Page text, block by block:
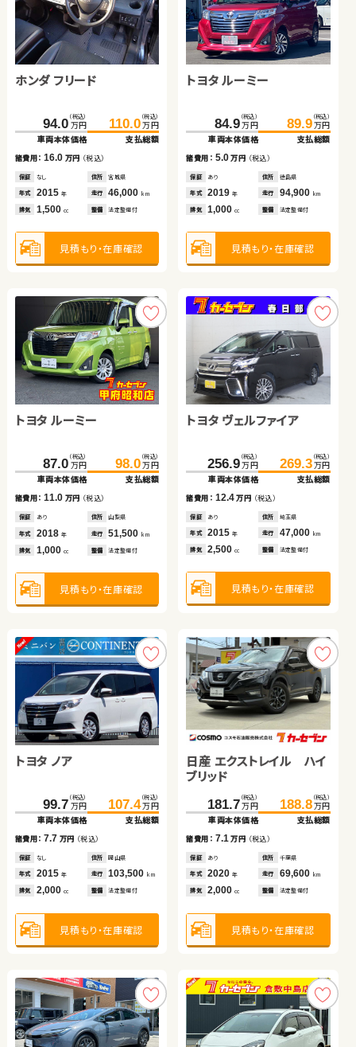
ホンダ フリード
94.0 （税込）
万円
車両本体価格
110.0 （税込）
万円
支払総額
諸費用：16.0 万円 （税込）
保証 なし 住所 宮城県
年式 2015 年 走行 46,000 km
排気 1,500 cc 整備 法定整備付
見積もり・在庫確認
トヨタ ルーミー
84.9 （税込）
万円
車両本体価格
89.9 （税込）
万円
支払総額
諸費用： 5.0万円 （税込）
保証 あり 住所 徳島県
年式 2019年 走行 94,900 km
排気 1,000cc 整備 法定整備付
見積もり・在庫確認
トヨタ ルーミー
87.0 （税込）
万円
車両本体価格
98.0 （税込）
万円
支払総額
諸費用：11.0 万円 （税込）
保証 あり 住所 山梨県
年式 2018 年 走行 51,500 km
排気 1,000 cc 整備 法定整備付
見積もり・在庫確認
トヨタ ヴェルファイア
256.9 （税込）
万円
車両本体価格
269.3 （税込）
万円
支払総額
諸費用： 12.4万円 （税込）
保証 あり 住所 埼玉県
年式 2015年 走行 47,000 km
排気 2,500cc 整備 法定整備付
見積もり・在庫確認
トヨタ ノア
99.7 （税込）
万円
車両本体価格
107.4（税込）
万円
支払総額
諸費用：7.7 万円 （税込）
保証 なし 住所 岡山県
年式 2015 年 走行 103,500 km
排気 2,000 cc 整備 法定整備付
見積もり・在庫確認
日産 エクストレイル ハイ
ブリッド
181.7 （税込）
万円
車両本体価格
188.8 （税込）
万円
支払総額
諸費用： 7.1万円 （税込）
保証 あり 住所 千葉県
年式 2020年 走行 69,600 km
排気 2,000cc 整備 法定整備付
見積もり・在庫確認
ホンダ フィット ハイブリ
97.6 （税込）
万円
車両本体価格
110.2 （税込）
万円
支払総額
諸費用：12.6 万円 （税込）
保証 なし 住所 福島県
年式 2017 年 走行 43,100 km
排気 1,500 cc 整備 なし
見積もり・在庫確認
スズキ ワゴンＲ
80.1 （税込）
万円
車両本体価格
86.5 （税込）
万円
支払総額
諸費用： 6.4万円 （税込）
保証 あり 住所 群馬県
年式 2017年 走行 50,600 km
排気 650cc 整備 なし
見積もり・在庫確認
ホンダ Ｎ ＢＯＸ
95.0 （税込）
万円
車両本体価格
102.8 （税込）
万円
支払総額
諸費用：7.8万円（税込）
保証 なし 住所 徳島県
年式 2016 年 走行 30,800 km
排気 660cc 整備 法定整備付
見積もり・在庫確認
ダイハツ ムーヴ
57.8 （税込）
万円
車両本体価格
65.7 （税込）
万円
支払総額
諸費用： 7.9万円（税込）
保証 あり 住所 埼玉県
年式 2016年 走行 83,200 km
排気 660cc 整備 法定整備付
見積もり・在庫確認
ダイハツ ムーヴ
90.0 （税込）
万円
車両本体価格
95.0（税込）
万円
支払総額
諸費用：5.0 万円 （税込）
保証 なし 住所 宮城県
年式 2018 年 走行 96,800km
排気 660cc 整備 法定整備付
見積もり・在庫確認
スズキ ジムニー
110.1 （税込）
万円
車両本体価格
116.9 （税込）
万円
支払総額
諸費用： 6.8 万円 （税込）
保証 あり 住所 神奈川県
年式 2010年 走行 42,800 km
排気 660cc 整備 なし
見積もり・在庫確認
トヨタ プリウス
131.2 （税込）
万円
車両本体価格
143.0 （税込）
万円
支払総額
諸費用：11.8 万円 （税込）
保証 あり 住所 埼玉県
年式 2017 年 走行 61,900 km
排気 1,800 cc 整備 法定整備付
見積もり・在庫確認
ダイハツ タント
86.8 （税込）
万円
車両本体価格
98.5 （税込）
万円
支払総額
諸費用： 11.7万円（税込）
保証 あり 住所 岡山県
年式 2020年 走行 62,800 km
排気 660cc 整備 法定整備付
見積もり・在庫確認
ホンダ フリード ハイブリ
313.8 （税込）
万円
車両本体価格
325.3 （税込）
万円
支払総額
諸費用：11.5 万円 （税込）
保証 なし 住所 群馬県
年式 2026 年 走行 100km
排気 1,500 cc 整備 なし
見積もり・在庫確認
スバル フォレスター ハイ
306.8 （税込）
万円
車両本体価格
319.9 （税込）
万円
支払総額
諸費用： 13.1万円 （税込）
保証 あり 住所 岩手県
年式 2021年 走行 67,900 km
排気 2,000cc 整備 法定整備付
見積もり・在庫確認
スバル フォレスター
72.0 （税込）
万円
車両本体価格
85.9（税込）
万円
支払総額
諸費用：13.9万円（税込）
保証 あり 住所 岩手県
年式 2012 年 走行 79,700km
排気 2,000 cc 整備 法定整備付
見積もり・在庫確認
トヨタ ヴォクシー
79.1 （税込）
万円
車両本体価格
87.7 （税込）
万円
支払総額
諸費用： 8.6 万円 （税込）
保証 なし 住所 岡山県
年式 2015年 走行 128,400km
排気 2,000cc 整備 なし
見積もり・在庫確認